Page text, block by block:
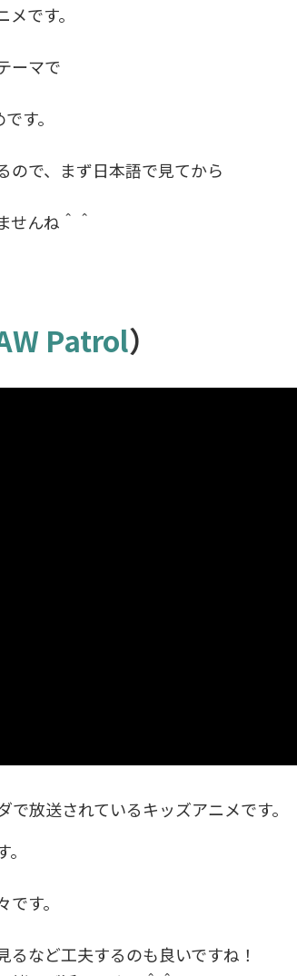
です。
ーマで
す。
ので、まず日本語で見てから
せんね＾＾
Patrol）
放送されているキッズアニメです。
す。
など工夫するのも良いですね！